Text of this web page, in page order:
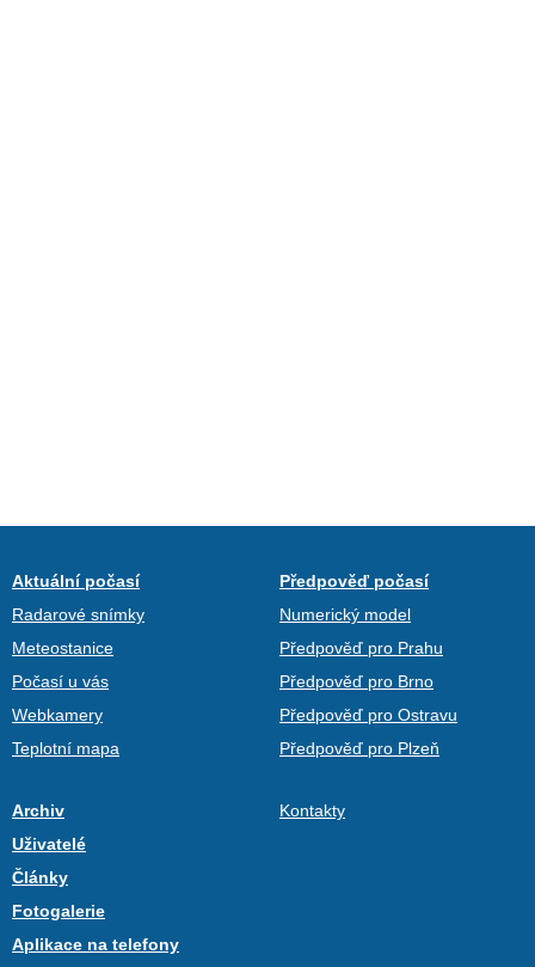
Aktuální počasí
Radarové snímky
Meteostanice
Počasí u vás
Webkamery
Teplotní mapa
Předpověď počasí
Numerický model
Předpověď pro Prahu
Předpověď pro Brno
Předpověď pro Ostravu
Předpověď pro Plzeň
Archiv
Uživatelé
Články
Fotogalerie
Aplikace na telefony
Kontakty